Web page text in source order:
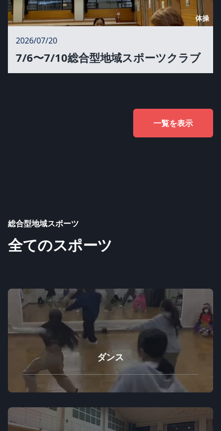
体操
2026/07/20
7/6〜7/10総合型地域スポーツクラブ
一覧を表示
総合型地域スポーツ
全てのスポーツ
ダンス